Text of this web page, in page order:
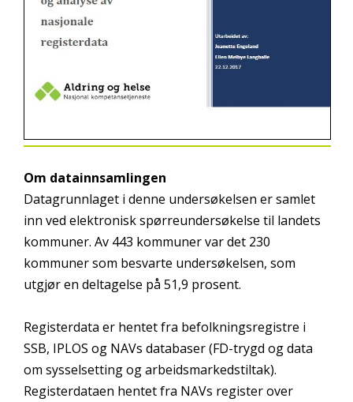
Om datainnsamlingen
Datagrunnlaget i denne undersøkelsen er samlet
inn ved elektronisk spørreundersøkelse til landets
kommuner. Av 443 kommuner var det 230
kommuner som besvarte undersøkelsen, som
utgjør en deltagelse på 51,9 prosent.
Registerdata er hentet fra befolkningsregistre i
SSB, IPLOS og NAVs databaser (FD-trygd og data
om sysselsetting og arbeidsmarkedstiltak).
Registerdataen hentet fra NAVs register over